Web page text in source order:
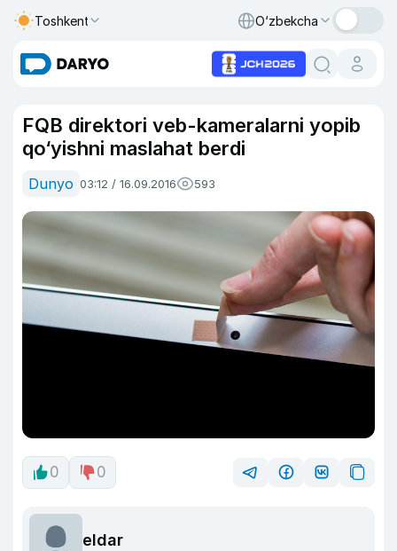
Toshkent O‘zbekcha
FQB direktori veb-kameralarni yopib
qo‘yishni maslahat berdi
Dunyo 03:12 / 16.09.2016 593
0 0
eldar